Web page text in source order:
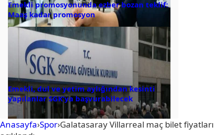
Emekli promosyonunda ezber bozan teklif:
Maaş kadar promosyon
Emekli, dul ve yetim aylığından kesinti
yapılanlar SGK’ya başvurabilecek
Anasayfa›Spor›Galatasaray Villarreal maç bilet fiyatları